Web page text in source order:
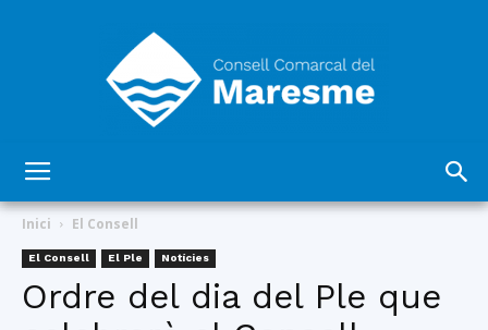
Comarcal
Inici El Consell
El Consell El Ple Notícies
Ordre del dia del Ple que